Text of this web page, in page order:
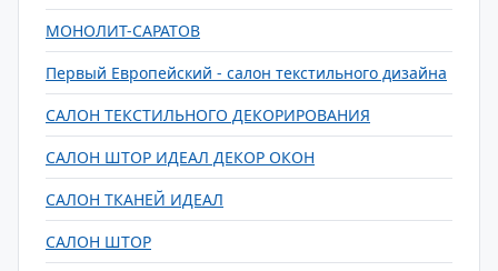
МОНОЛИТ-САРАТОВ
Первый Европейский - салон текстильного дизайна
САЛОН ТЕКСТИЛЬНОГО ДЕКОРИРОВАНИЯ
САЛОН ШТОР ИДЕАЛ ДЕКОР ОКОН
САЛОН ТКАНЕЙ ИДЕАЛ
САЛОН ШТОР